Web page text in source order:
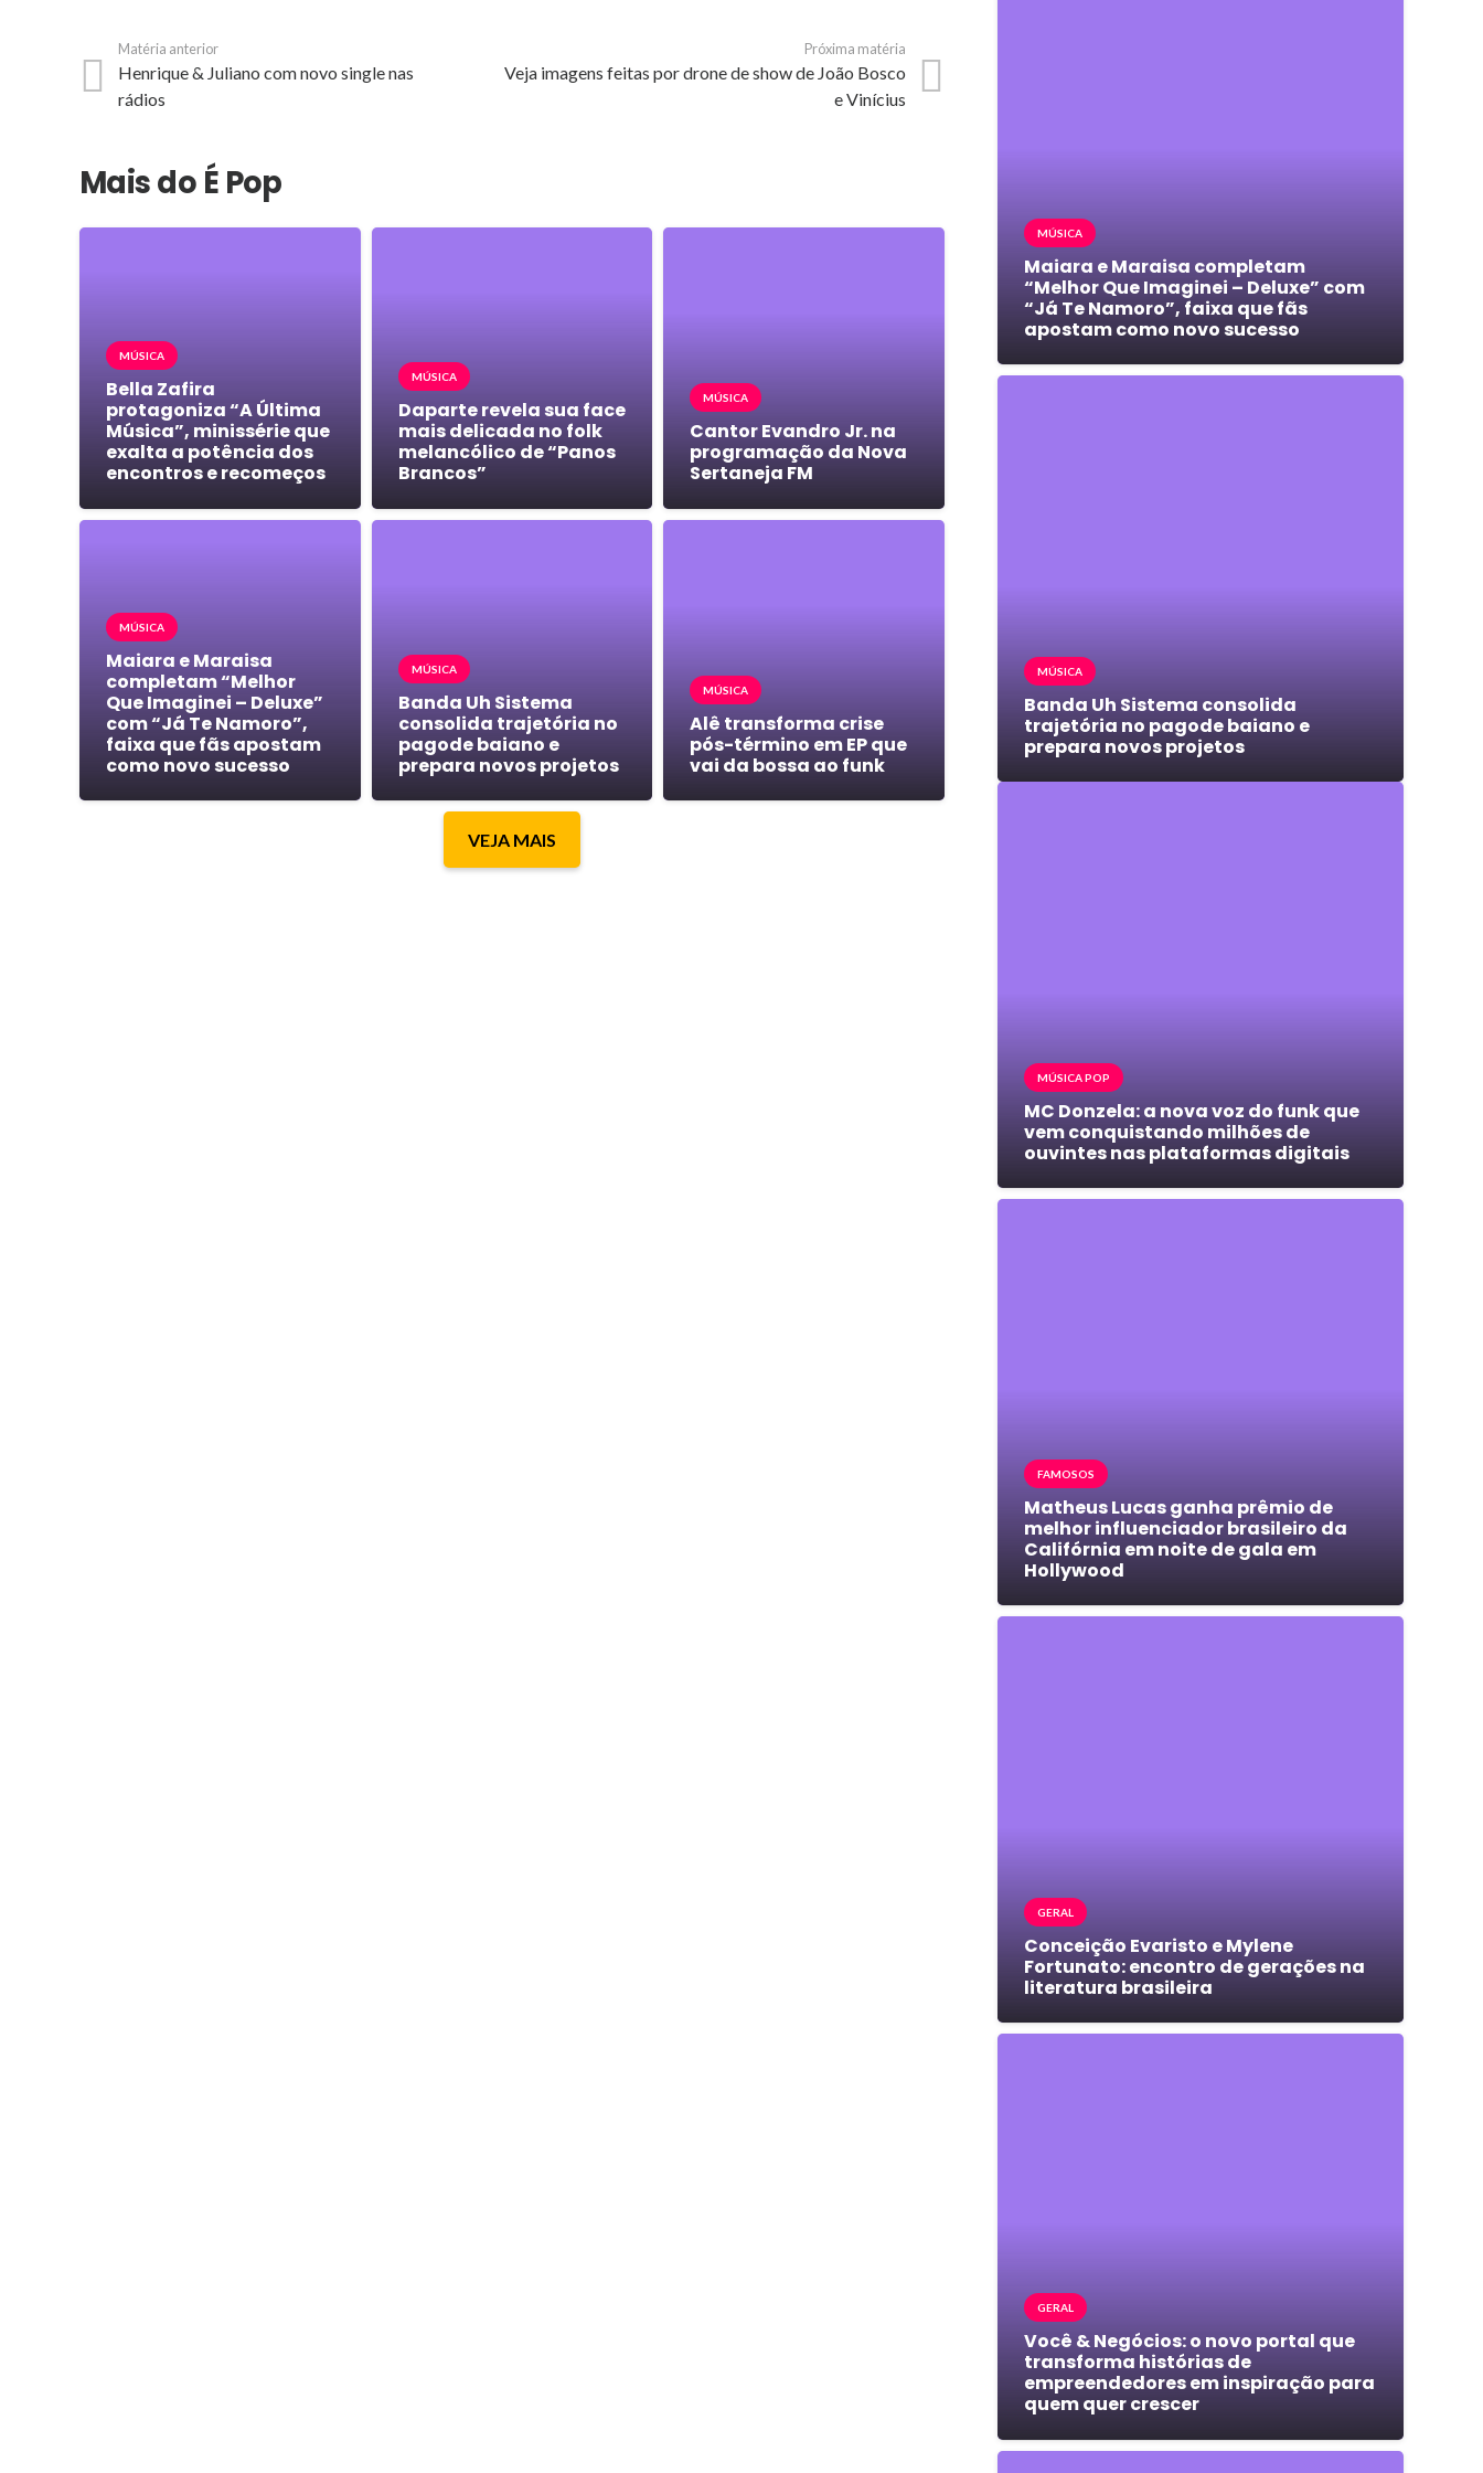
Matéria anterior
Henrique & Juliano com novo single nas
rádios
Próxima matéria
Veja imagens feitas por drone de show de João Bosco
e Vinícius
Mais do É Pop
MÚSICA
Bella Zafira
protagoniza “A Última
Música”, minissérie que
exalta a potência dos
encontros e recomeços
MÚSICA
Daparte revela sua face
mais delicada no folk
melancólico de “Panos
Brancos”
MÚSICA
Cantor Evandro Jr. na
programação da Nova
Sertaneja FM
MÚSICA
Maiara e Maraisa
completam “Melhor
Que Imaginei – Deluxe”
com “Já Te Namoro”,
faixa que fãs apostam
como novo sucesso
MÚSICA
Banda Uh Sistema
consolida trajetória no
pagode baiano e
prepara novos projetos
MÚSICA
Alê transforma crise
pós-término em EP que
vai da bossa ao funk
VEJA MAIS
MÚSICA
Maiara e Maraisa completam
“Melhor Que Imaginei – Deluxe” com
“Já Te Namoro”, faixa que fãs
apostam como novo sucesso
MÚSICA
Banda Uh Sistema consolida
trajetória no pagode baiano e
prepara novos projetos
MÚSICA POP
MC Donzela: a nova voz do funk que
vem conquistando milhões de
ouvintes nas plataformas digitais
FAMOSOS
Matheus Lucas ganha prêmio de
melhor influenciador brasileiro da
Califórnia em noite de gala em
Hollywood
GERAL
Conceição Evaristo e Mylene
Fortunato: encontro de gerações na
literatura brasileira
GERAL
Você & Negócios: o novo portal que
transforma histórias de
empreendedores em inspiração para
quem quer crescer